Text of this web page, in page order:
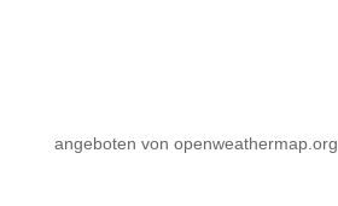
angeboten von openweathermap.org